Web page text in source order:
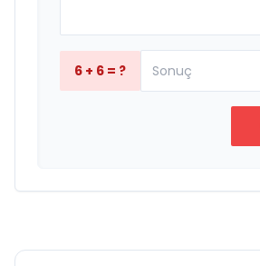
6 + 6 = ?